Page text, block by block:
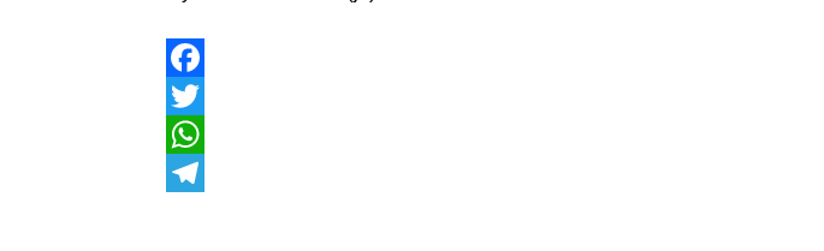
Facebook
Twitter
WhatsApp